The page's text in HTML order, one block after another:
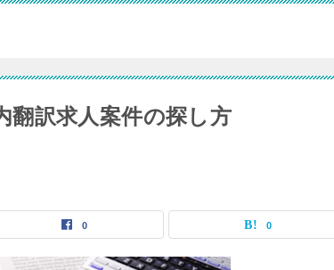
翻訳求人案件の探し方
0 0